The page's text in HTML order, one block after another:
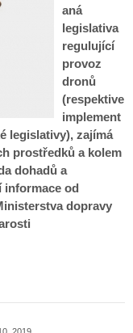
aná
legislativa
regulující
provoz
dronů
(respektive
implement
legislativy), zajímá
prostředků a kolem
dohadů a
informace od
dopravy
2019